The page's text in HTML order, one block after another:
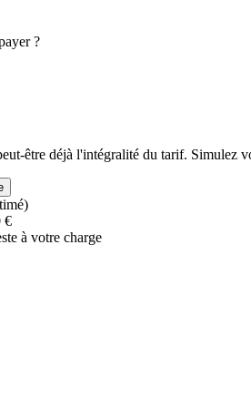
et étapes du ou des projets
le(a) client(e) est accompagné(e)
du destin professionnel,
« Préférences »
de l'arbre,
« Harmony »
de ces outils, ORIENTACTION fournit
des tests, des questionnaires
à tout moment son(sa) consultant(e)
?
être déjà l'intégralité du tarif. Simulez
€
à votre charge